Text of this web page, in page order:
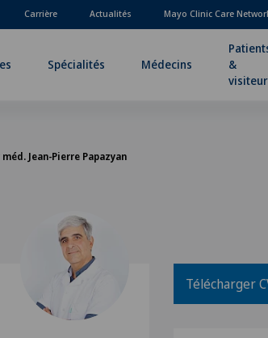
Carrière Actualités Mayo Clinic Care
Spécialités Médecins
&
méd. Jean-Pierre Papazyan
Télécharger